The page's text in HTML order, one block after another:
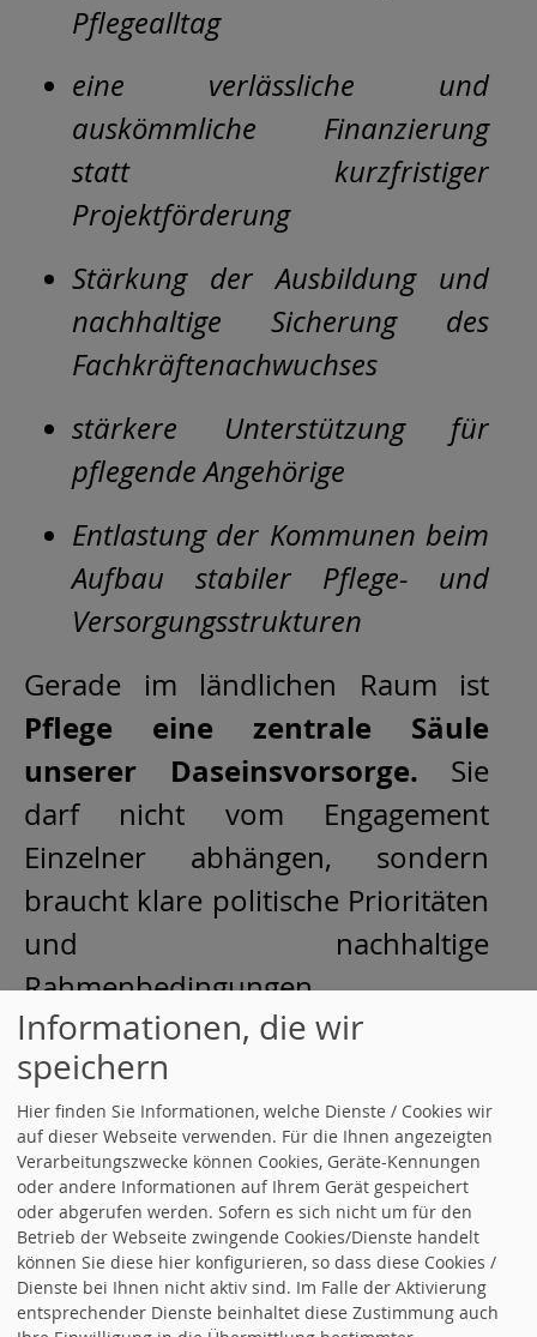
Pflegealltag
eine verlässliche und
auskömmliche Finanzierung
statt kurzfristiger
Projektförderung
Stärkung der Ausbildung und
nachhaltige Sicherung des
Fachkräftenachwuchses
stärkere Unterstützung für
pflegende Angehörige
Entlastung der Kommunen beim
Aufbau stabiler Pflege- und
Versorgungsstrukturen
Gerade im ländlichen Raum ist
Pflege eine zentrale Säule
unserer Daseinsvorsorge. Sie
darf nicht vom Engagement
Einzelner abhängen, sondern
braucht klare politische Prioritäten
und nachhaltige
Rahmenbedingungen.
Mein herzlicher Dank gilt dem
Paritätischer Wohlfahrtsverband
Baden-Württemberg sowie der
Jugendhilfe Creglingen 1952 für
die wertvollen Einblicke und den
offenen, konstruktiven Austausch.
weiterlesen
Informationen, die wir
speichern
Hier finden Sie Informationen, welche Dienste / Cookies wir
auf dieser Webseite verwenden. Für die Ihnen angezeigten
Verarbeitungszwecke können Cookies, Geräte-Kennungen
oder andere Informationen auf Ihrem Gerät gespeichert
oder abgerufen werden. Sofern es sich nicht um für den
Betrieb der Webseite zwingende Cookies/Dienste handelt
können Sie diese hier konfigurieren, so dass diese Cookies /
Dienste bei Ihnen nicht aktiv sind. Im Falle der Aktivierung
entsprechender Dienste beinhaltet diese Zustimmung auch